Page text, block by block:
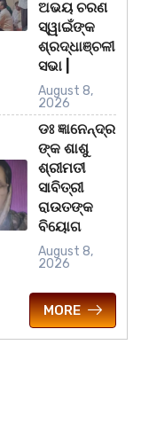
ଅଭୟ ଚରଣ
ସ୍ୱାଇଁଙ୍କ
ଶ୍ରଦ୍ଧାଞ୍ଚଳୀ
ସଭା |
August 8,
2026
ଡଃ ଜ୍ଞାନେନ୍ଦ୍ର
ଙ୍କ ଶାଶୁ
ଶ୍ରୀମତୀ
ସାବିତ୍ରୀ
ରାଉତଙ୍କ
ବିୟୋଗ
August 8,
2026
MORE